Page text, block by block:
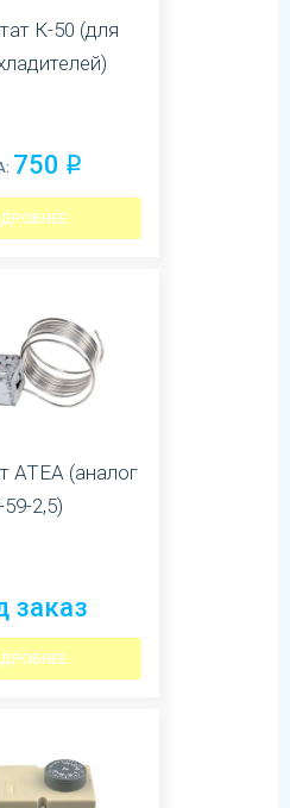
К-50 (для
750 q
АТЕА (аналог
59-2,5)
заказ